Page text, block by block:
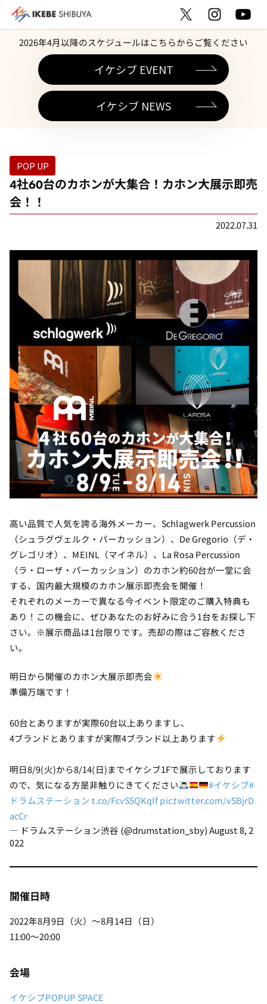
2026年4月以降のスケジュールはこちらからご覧ください
イケシブ EVENT
イケシブ NEWS
POP UP
4社60台のカホンが大集合！カホン大展示即売
会！！
2022.07.31
高い品質で人気を誇る海外メーカー、Schlagwerk Percussion
（シュラグヴェルク・パーカッション）、De Gregorio（デ・
グレゴリオ）、MEINL（マイネル）、La Rosa Percussion
（ラ・ローザ・パーカッション）のカホン約60台が一堂に会
する、国内最大規模のカホン展示即売会を開催！
それぞれのメーカーで異なる今イベント限定のご購入特典も
あり！この機会に、ぜひあなたのお好みに合う1台をお探し下
さい。※展示商品は1台限りです。売却の際はご容赦くださ
い。
明日から開催のカホン大展示即売会
準備万端です！
60台とありますが実際60台以上ありますし、
4ブランドとありますが実際4ブランド以上あります
明日8/9(火)から8/14(日)までイケシブ1Fで展示しております
ので、気になる方是非触りにきてください #イケシブ#
ドラムステーションt.co/FcvS5QKqIfpic.twitter.com/vSBjrD
acCr
— ドラムステーション渋谷 (@drumstation_sby)August 8, 2
022
開催日時
2022年8月9日（火）～8月14日（日）
11:00～20:00
会場
イケシブPOPUP SPACE